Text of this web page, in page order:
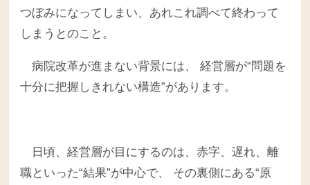
つぼみになってしまい、あれこれ調べて終わって
しまうとのこと。
病院改革が進まない背景には、 経営層が“問題を
十分に把握しきれない構造”があります。
日頃、経営層が目にするのは、赤字、遅れ、離
職といった“結果”が中心で、 その裏側にある“原